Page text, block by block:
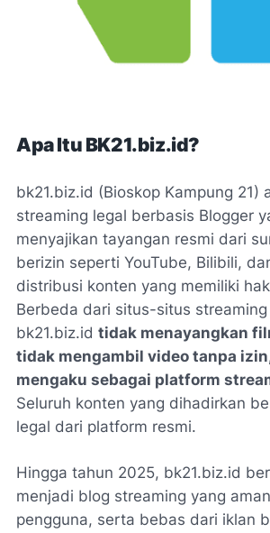
Apa Itu BK21.biz.id?
bk21.biz.id (Bioskop Kampung 21)
streaming legal berbasis Blogger
menyajikan tayangan resmi dari
berizin seperti YouTube, Bilibili,
distribusi konten yang memiliki
Berbeda dari situs-situs streaming
bk21.biz.id tidak menayangkan
tidak mengambil video tanpa
mengaku sebagai platform
Seluruh konten yang dihadirkan
legal dari platform resmi.
Hingga tahun 2025, bk21.biz.id
menjadi blog streaming yang
pengguna, serta bebas dari iklan